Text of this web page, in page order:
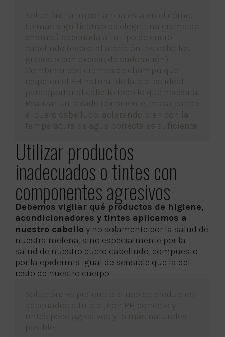
Solución: La importancia está en el cómo.
Lo más significativo es elegir una crema de
champú adecuada a tu tipo de cuero
cabelludo (especial atención los cabellos
grasos o con exceso de sudoración).
Combinar dos cremas de champú que
respeten el PH natural de la piel es ideal
para aportar al cabello todo lo que necesita.
Realizar un lavado consciente, masajeando
el cuero cabelludo, aclarando bien con la
temperatura de agua correcta es suficiente.
Utilizar productos
inadecuados o tintes con
componentes agresivos
Debemos vigilar qué productos de higiene,
acondicionadores y tintes aplicamos a
nuestro cabello y no solamente por la salud de
nuestra melena, sino especialmente por la
salud de nuestro cuero cabelludo, compuesto
por la epidermis igual de sensible que la del
resto de nuestro cuerpo.
Solución: Es preferible el uso de productos
adecuados a tu piel, con PH correcto y
tintes poco agresivos y lo más naturales
posible.